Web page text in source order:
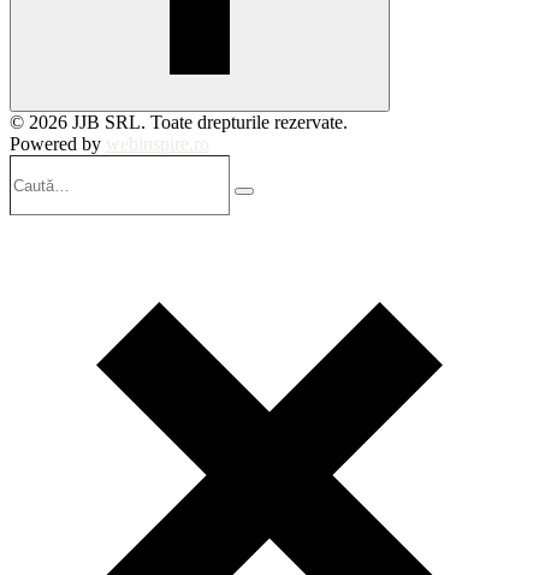
© 2026 JJB SRL. Toate drepturile rezervate.
Powered by
Search